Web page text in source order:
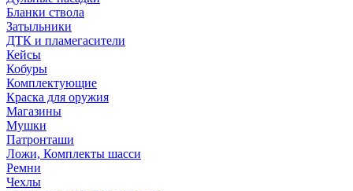
Бланки ствола
Затыльники
ДТК и пламегасители
Кейсы
Кобуры
Комплектующие
Краска для оружия
Магазины
Мушки
Патронташи
Ложи, Комплекты шасси
Ремни
Чехлы